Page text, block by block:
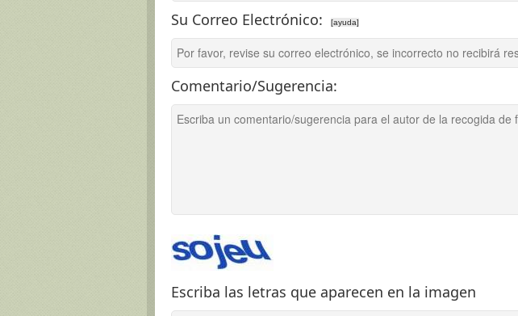
Su Correo Electrónico: [ayuda]
Comentario/Sugerencia:
Escriba las letras que aparecen en la imagen